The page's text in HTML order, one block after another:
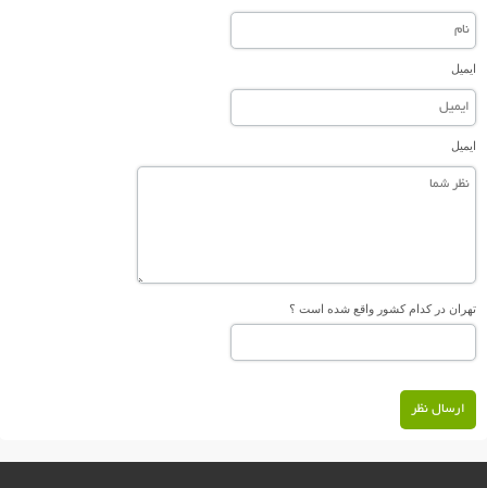
ایمیل
ایمیل
تهران در کدام کشور واقع شده است ؟
ارسال نظر